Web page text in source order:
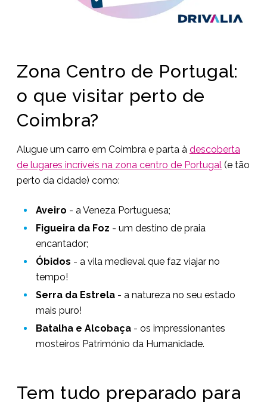
Zona Centro de Portugal:
o que visitar perto de
Coimbra?
Alugue um carro em Coimbra e parta à descoberta
de lugares incríveis na zona centro de Portugal (e tão
perto da cidade) como:
Aveiro - a Veneza Portuguesa;
Figueira da Foz - um destino de praia
encantador;
Óbidos - a vila medieval que faz viajar no
tempo!
Serra da Estrela - a natureza no seu estado
mais puro!
Batalha e Alcobaça - os impressionantes
mosteiros Património da Humanidade.
Tem tudo preparado para